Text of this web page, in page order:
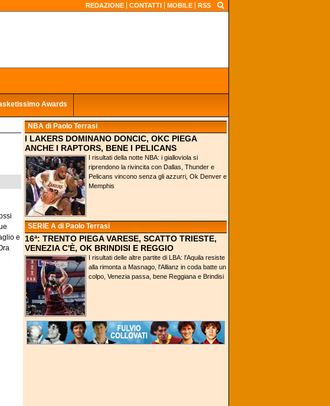
REDAZIONE CONTATTI MOBILE RSS
Awards
e
NBA di Paolo Terrasi
I LAKERS DOMINANO DONCIC, OKC PIEGA
ANCHE I RAPTORS, BENE I PELICANS
I risultati della notte NBA: i gialloviola si
riprendono la rivincita con Dallas, Thunder e
Pelicans vincono senza gli azzurri, Ok Denver e
Memphis
SERIE A di Paolo Terrasi
16ª: TRENTO PIEGA VARESE, SCATTO TRIESTE,
VENEZIA C'È, OK BRINDISI E REGGIO
I risultati delle altre partite di LBA: l'Aquila resiste
alla rimonta a Masnago, l'Allianz in coda batte un
colpo, Venezia passa, bene Reggiana e Brindisi